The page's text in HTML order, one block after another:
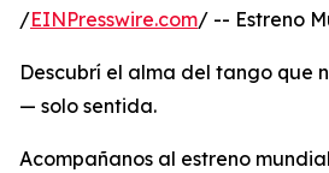
/EINPresswire.com/ -- Estreno
Descubrí el alma del tango que
— solo sentida.
Acompañanos al estreno